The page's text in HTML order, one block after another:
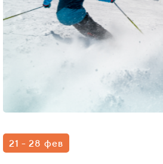
21 - 28 фев